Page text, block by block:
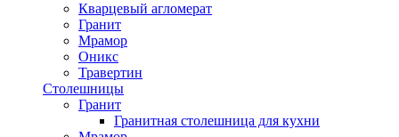
Кварцевый агломерат
Гранит
Мрамор
Оникс
Травертин
Столешницы
Гранит
Гранитная столешница для кухни